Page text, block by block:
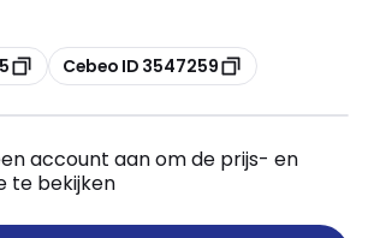
Kopiëren
Cebeo ID 3547259
account aan om de prijs- en
te bekijken